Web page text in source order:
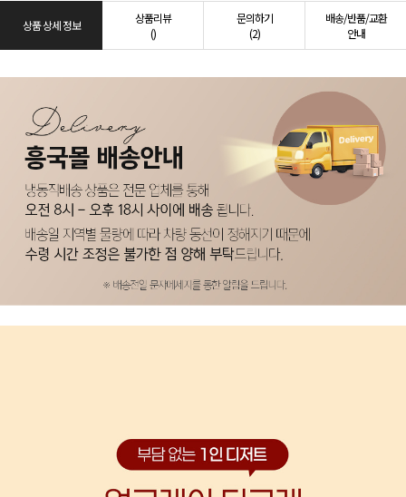
상품 상세 정보
상품리뷰
()
문의하기
(2)
배송/반품/교환
안내